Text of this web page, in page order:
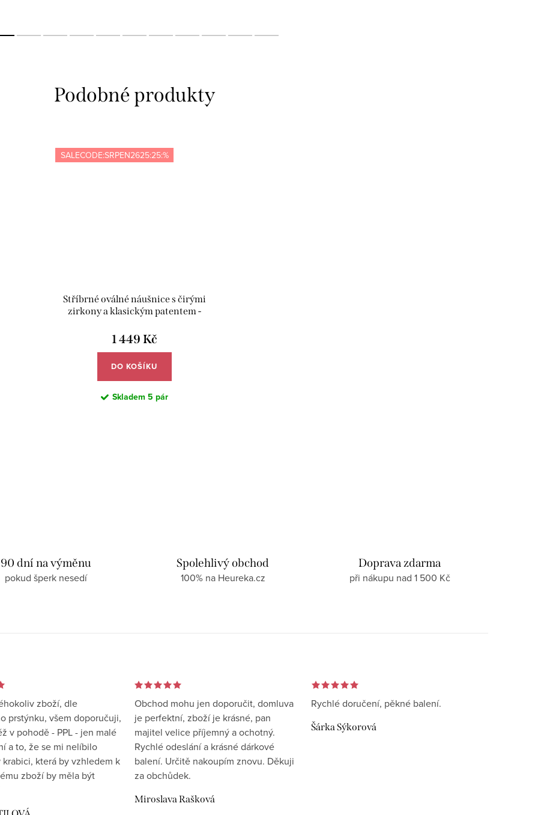
SALECODE:SRPEN2625:25:%
Stříbrné oválné náušnice s čirými
zirkony a klasickým patentem -
1 449 Kč
DO KOŠÍKU
Skladem 5 pár
90 dní na výměnu
pokud šperk nesedí
Spolehlivý obchod
100% na Heureka.cz
Doprava zdarma
při nákupu nad 1 500 Kč
zboží, dle
prstýnku, všem doporučuji,
v pohodě - PPL - jen malé
a to, že se mi nelíbilo
která by vzhledem k
zboží by měla být
Obchod mohu jen doporučit, domluva
je perfektní, zboží je krásné, pan
majitel velice příjemný a ochotný.
Rychlé odeslání a krásné dárkové
balení. Určitě nakoupím znovu. Děkuji
za obchůdek.
Miroslava Rašková
Rychlé doručení, pěkné balení.
Šárka Sýkorová